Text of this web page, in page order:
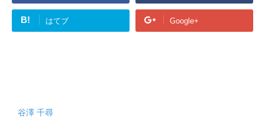
B! はてブ Google+
谷澤 千尋